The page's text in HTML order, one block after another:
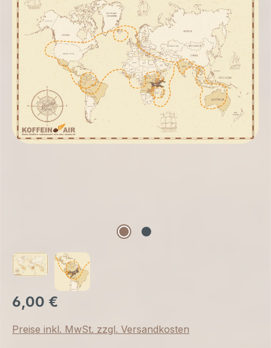
6,00 €
Preise inkl. MwSt. zzgl. Versandkosten